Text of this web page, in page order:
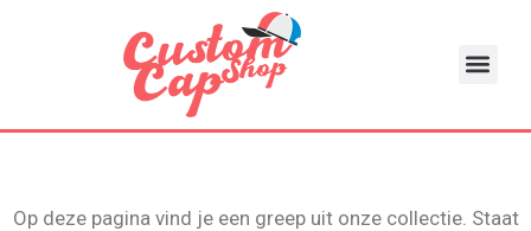
Op deze pagina vind je een greep uit onze collectie. Staat